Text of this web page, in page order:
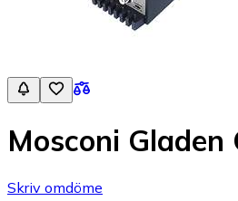
Mosconi Gladen
Skriv omdöme